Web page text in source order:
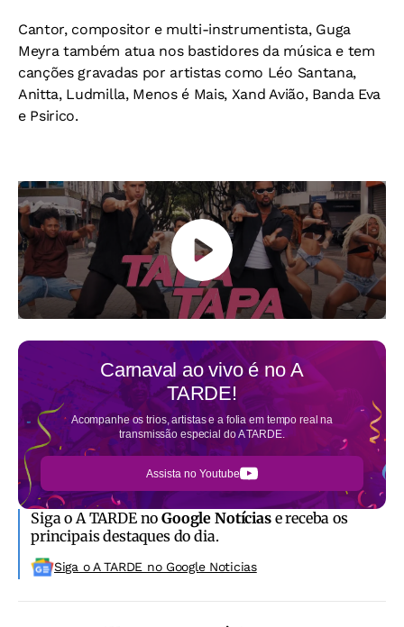
Cantor, compositor e multi-instrumentista, Guga
Meyra também atua nos bastidores da música e tem
canções gravadas por artistas como Léo Santana,
Anitta, Ludmilla, Menos é Mais, Xand Avião, Banda Eva
e Psirico.
Carnaval ao vivo é noA
TARDE!
Acompanhe os trios, artistas e a folia em tempo real na
transmissão especial do A TARDE.
Assista no Youtube
Siga o A TARDE noGoogle Notíciase receba os
principais destaques do dia.
Siga o A TARDE no Google Noticias